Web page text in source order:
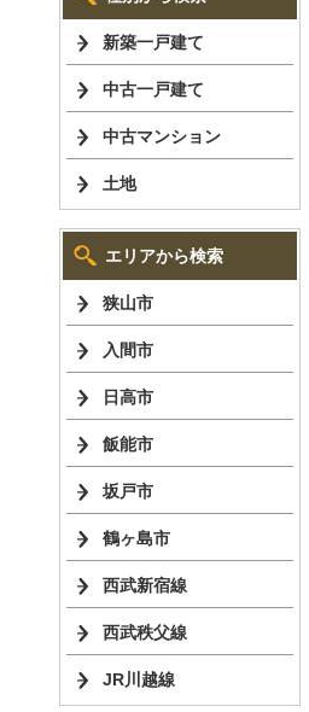
新築一戸建て
中古一戸建て
中古マンション
土地
エリアから検索
狭山市
入間市
日高市
飯能市
坂戸市
鶴ヶ島市
西武新宿線
西武秩父線
JR川越線